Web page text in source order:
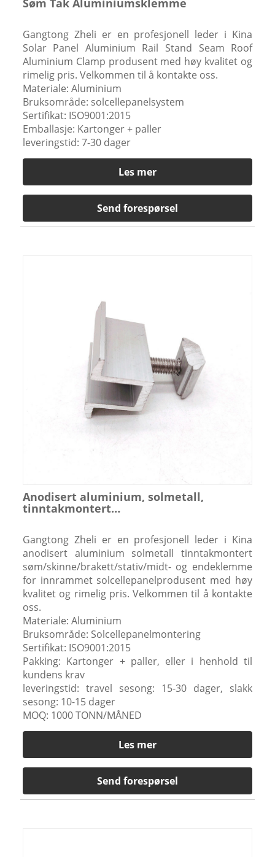
Søm Tak Aluminiumsklemme
Gangtong Zheli er en profesjonell leder i Kina
Solar Panel Aluminium Rail Stand Seam Roof
Aluminium Clamp produsent med høy kvalitet og
rimelig pris. Velkommen til å kontakte oss.
Materiale: Aluminium
Bruksområde: solcellepanelsystem
Sertifikat: ISO9001:2015
Emballasje: Kartonger + paller
leveringstid: 7-30 dager
Les mer
Send forespørsel
Anodisert aluminium, solmetall,
tinntakmontert
endeklemme for innrammet
solcellepanel
Gangtong Zheli er en profesjonell leder i Kina
anodisert aluminium solmetall tinntakmontert
søm/skinne/brakett/stativ/midt- og endeklemme
for innrammet solcellepanelprodusent med høy
kvalitet og rimelig pris. Velkommen til å kontakte
oss.
Materiale: Aluminium
Bruksområde: Solcellepanelmontering
Sertifikat: ISO9001:2015
Pakking: Kartonger + paller, eller i henhold til
kundens krav
leveringstid: travel sesong: 15-30 dager, slakk
sesong: 10-15 dager
MOQ: 1000 TONN/MÅNED
Les mer
Send forespørsel